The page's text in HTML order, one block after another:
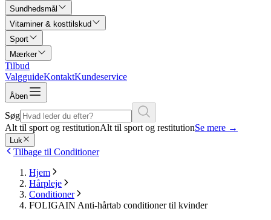
Sundhedsmål
Vitaminer & kosttilskud
Sport
Mærker
Tilbud
ValgguideKontaktKundeservice
Åben
Søg
Alt til sport og restitutionAlt til sport og restitutionSe mere →
Luk
Tilbage til Conditioner
Hjem
Hårpleje
Conditioner
FOLIGAIN Anti-hårtab conditioner til kvinder